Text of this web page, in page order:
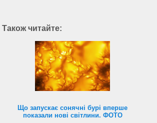
Також читайте:
Що запускає сонячні бурі вперше
показали нові світлини. ФОТО